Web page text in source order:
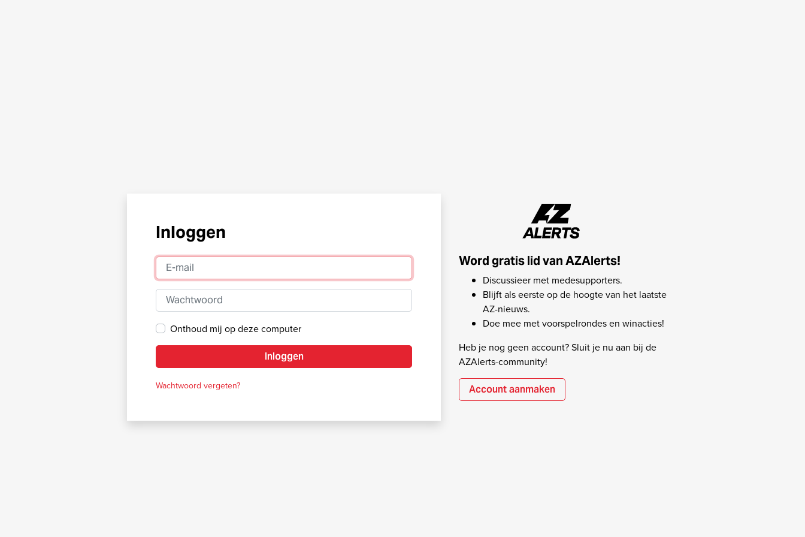
Inloggen
E-mail
Wachtwoord
Onthoud mij op deze computer
Inloggen
Wachtwoord vergeten?
Word gratis lid van AZAlerts!
Discussieer met medesupporters.
Blijft als eerste op de hoogte van het laatste
AZ-nieuws.
Doe mee met voorspelrondes en winacties!
Heb je nog geen account? Sluit je nu aan bij de
AZAlerts-community!
Account aanmaken